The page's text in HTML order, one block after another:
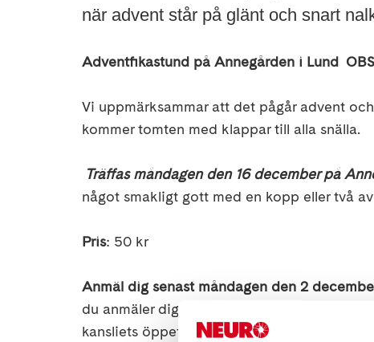
när advent står på glänt och snart
Adventfikastund på Annegården i Lund
Vi uppmärksammar att det pågår advent
kommer tomten med klappar till alla snälla.
Träffas måndagen den 16 december på
något smakligt gott med en kopp eller två
Pris: 50 kr
Anmäl dig senast måndagen den 2
du anmäler dig via telefon, tänk på att tala
kansliets öppettider). E-post: